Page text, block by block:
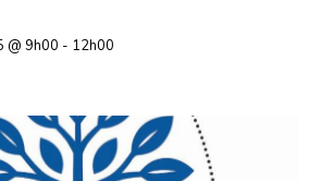
@ 9h00 - 12h00